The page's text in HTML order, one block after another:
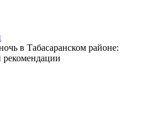
в Табасаранском районе:
рекомендации